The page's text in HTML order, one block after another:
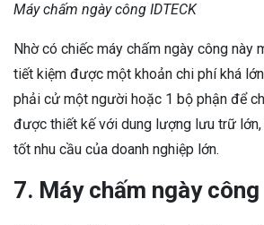
Máy chấm ngày công IDTECK
Nhờ có chiếc máy chấm ngày công này
tiết kiệm được một khoản chi phí khá
phải cử một người hoặc 1 bộ phận để
được thiết kế với dung lượng lưu trữ
tốt nhu cầu của doanh nghiệp lớn.
7. Máy chấm ngày